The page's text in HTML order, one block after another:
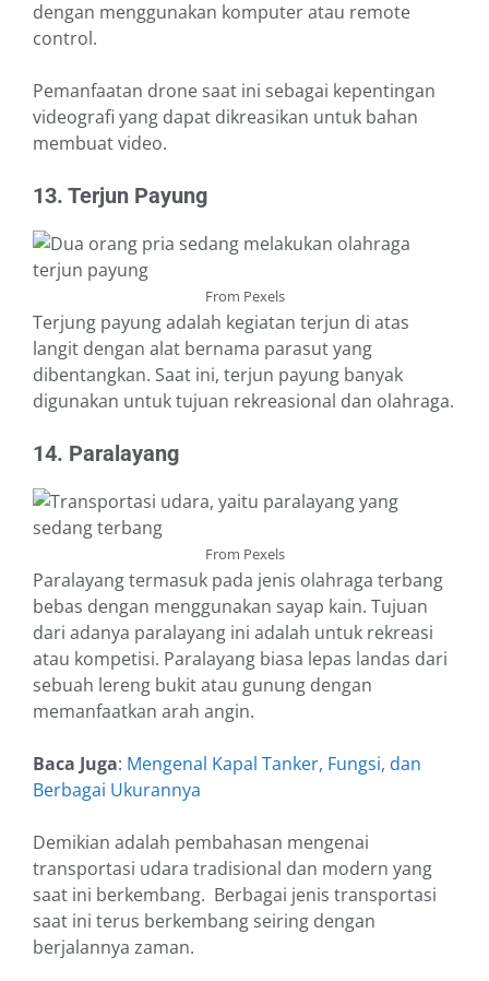
dengan menggunakan komputer atau remote
control.
Pemanfaatan drone saat ini sebagai kepentingan
videografi yang dapat dikreasikan untuk bahan
membuat video.
13. Terjun Payung
From Pexels
Terjung payung adalah kegiatan terjun di atas
langit dengan alat bernama parasut yang
dibentangkan. Saat ini, terjun payung banyak
digunakan untuk tujuan rekreasional dan olahraga.
14. Paralayang
From Pexels
Paralayang termasuk pada jenis olahraga terbang
bebas dengan menggunakan sayap kain. Tujuan
dari adanya paralayang ini adalah untuk rekreasi
atau kompetisi. Paralayang biasa lepas landas dari
sebuah lereng bukit atau gunung dengan
memanfaatkan arah angin.
Baca Juga: Mengenal Kapal Tanker, Fungsi, dan
Berbagai Ukurannya
Demikian adalah pembahasan mengenai
transportasi udara tradisional dan modern yang
saat ini berkembang. Berbagai jenis transportasi
saat ini terus berkembang seiring dengan
berjalannya zaman.